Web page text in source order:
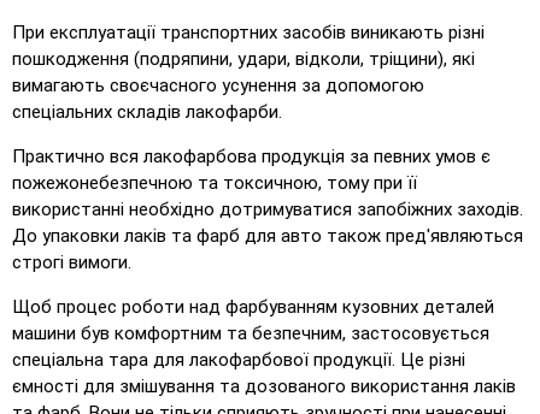
При експлуатації транспортних засобів виникають різні
пошкодження (подряпини, удари, відколи, тріщини), які
вимагають своєчасного усунення за допомогою
спеціальних складів лакофарби.
Практично вся лакофарбова продукція за певних умов є
пожежонебезпечною та токсичною, тому при її
використанні необхідно дотримуватися запобіжних заходів.
До упаковки лаків та фарб для авто також пред'являються
строгі вимоги.
Щоб процес роботи над фарбуванням кузовних деталей
машини був комфортним та безпечним, застосовується
спеціальна тара для лакофарбової продукції. Це різні
ємності для змішування та дозованого використання лаків